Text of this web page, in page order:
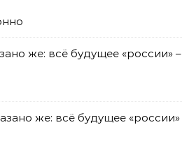
же: всё будущее «россии» –
же: всё будущее «россии»